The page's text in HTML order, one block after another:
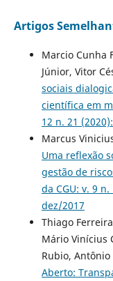
Artigos
Marcio Cunha
Júnior, Vitor
sociais
científica em
12 n. 21
Marcus
Uma reflexão
gestão de
da CGU: v. 9
dez/2017
Thiago
Mário Vinícius
Rubio,
Aberto: